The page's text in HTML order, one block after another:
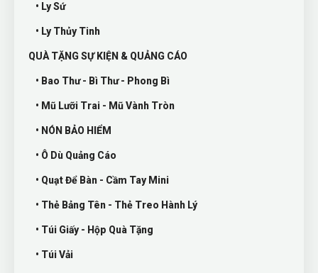
• Ly Sứ
• Ly Thủy Tinh
QUÀ TẶNG SỰ KIỆN & QUẢNG CÁO
• Bao Thư - Bì Thư - Phong Bì
• Mũ Lưỡi Trai - Mũ Vành Tròn
• NÓN BẢO HIỂM
• Ô Dù Quảng Cáo
• Quạt Để Bàn - Cầm Tay Mini
• Thẻ Bảng Tên - Thẻ Treo Hành Lý
• Túi Giấy - Hộp Quà Tặng
• Túi Vải